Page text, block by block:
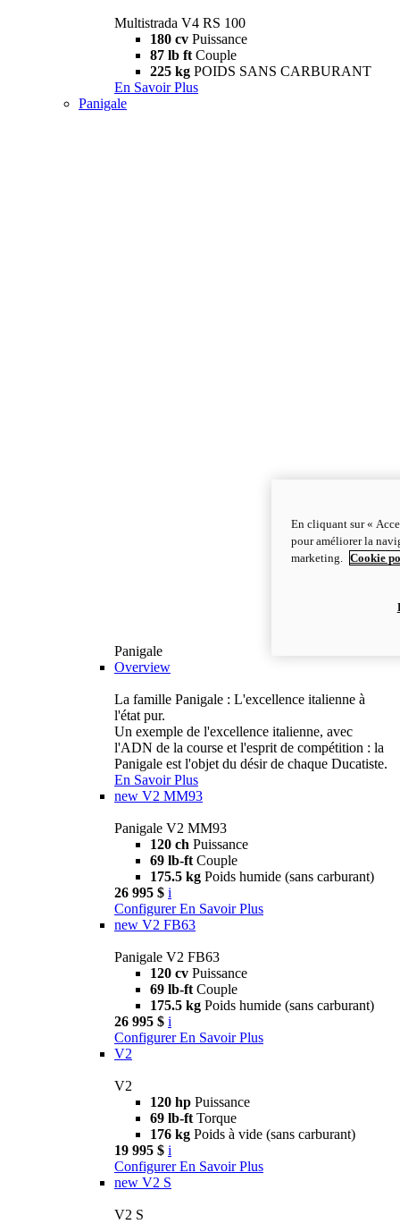
Multistrada V4 RS 100
180 cv Puissance
87 lb ft Couple
225 kg POIDS SANS CARBURANT
En Savoir Plus
Panigale
Panigale
Overview
La famille Panigale : L'excellence italienne à
l'état pur.
Un exemple de l'excellence italienne, avec
l'ADN de la course et l'esprit de compétition : la
Panigale est l'objet du désir de chaque Ducatiste.
En Savoir Plus
new V2 MM93
Panigale V2 MM93
120 ch Puissance
69 lb-ft Couple
175.5 kg Poids humide (sans carburant)
26 995 $ i
Configurer En Savoir Plus
new V2 FB63
Panigale V2 FB63
120 cv Puissance
69 lb-ft Couple
175.5 kg Poids humide (sans carburant)
26 995 $ i
Configurer En Savoir Plus
V2
V2
120 hp Puissance
69 lb-ft Torque
176 kg Poids à vide (sans carburant)
19 995 $ i
Configurer En Savoir Plus
new V2 S
V2 S
En cliquant sur «
pour améliorer la
marketing.
Cookie